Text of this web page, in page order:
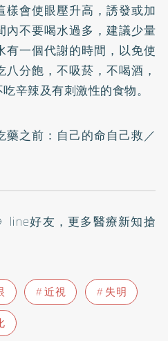
樣會使眼壓升高，誘發或加
內不要喝水過多，建議少量
有一個代謝的時間，以免使
分飽，不吸菸，不喝酒，
辛辣及有刺激性的食物。
藥之前：自己的命自己救／
line好友 ，更多醫療新知搶
近視
失明